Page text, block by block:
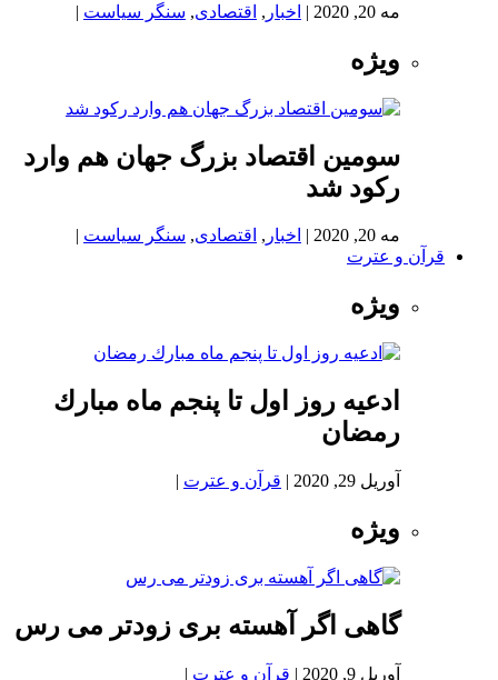
مه 20, 2020 | اخبار , اقتصادی, سنگر سیاست |
ویژه
سومین اقتصاد بزرگ جهان هم وارد
رکود شد
مه 20, 2020 | اخبار , اقتصادی, سنگر سیاست |
قرآن و عترت
ویژه
ادعيه روز اول تا پنجم ماه مبارك
رمضان
آوریل 29, 2020 | قرآن و عترت |
ویژه
گاهی اگر آهسته بری زودتر می رس
آوریل 9, 2020 | قرآن و عترت |